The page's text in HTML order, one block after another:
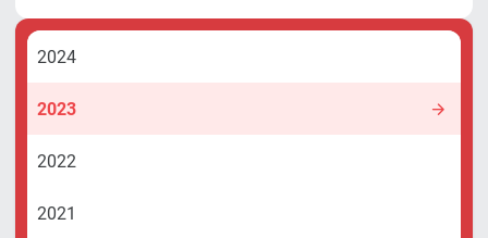
2024
2023
2022
2021